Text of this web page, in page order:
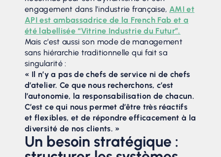
engagement dans l’industrie française,AMI et
API est ambassadrice de la French Fab et a
été labellisée “Vitrine Industrie du Futur”.
Mais c’est aussi son mode de management
sans hiérarchie traditionnelle qui fait sa
singularité :
« Il n’y a pas de chefs de service ni de chefs
d’atelier. Ce que nous recherchons, c’est
l’autonomie, la responsabilisation de chacun.
C’est ce qui nous permet d’être très réactifs
et flexibles, et de répondre efficacement à la
diversité de nos clients. »
Un besoin stratégique :